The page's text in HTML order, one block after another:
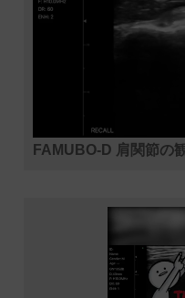
FAMUBO-D 肩関節の